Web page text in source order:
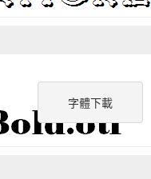
字體下載